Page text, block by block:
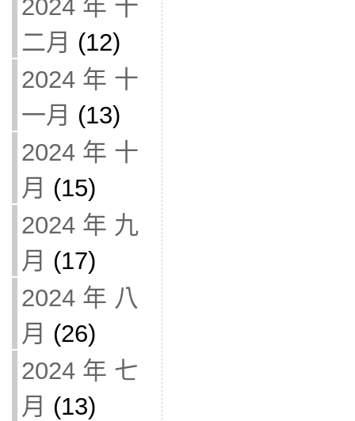
2024 年 十
二月 (12)
2024 年 十
一月 (13)
2024 年 十
月 (15)
2024 年 九
月 (17)
2024 年 八
月 (26)
2024 年 七
月 (13)